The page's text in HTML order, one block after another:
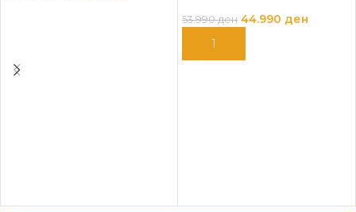
53.990ден 44.990 ден
ДОДАЈ ВО КОШНИЦА